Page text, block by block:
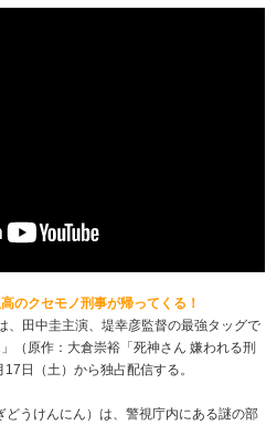
のクセモノ刑事が帰ってくる！
、田中圭主演、堤幸彦監督の最強タッグで
（原作：大倉崇裕「死神さん 嫌われる刑
日（土）から独占配信する。
どうけんにん）は、警視庁内にある謎の部